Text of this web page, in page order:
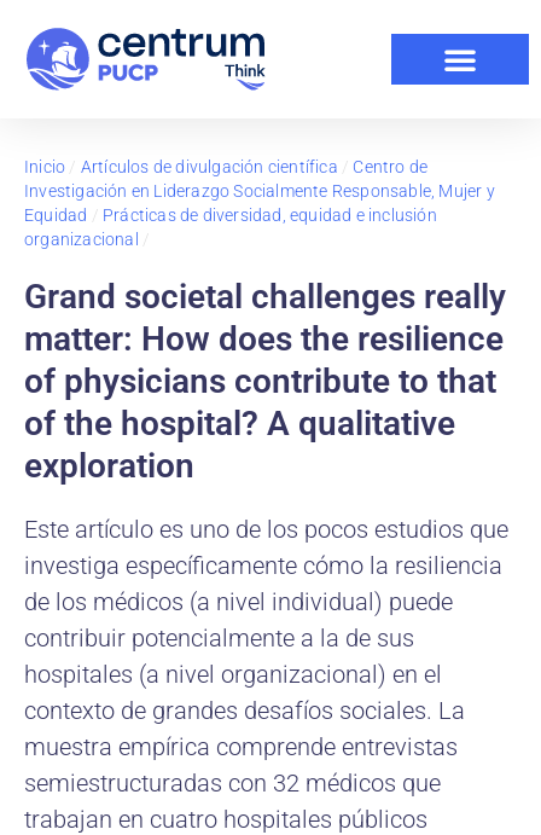
Inicio / Artículos de divulgación científica / Centro de
Investigación en Liderazgo Socialmente Responsable, Mujer y
Equidad / Prácticas de diversidad, equidad e inclusión
organizacional /
Grand societal challenges really
matter: How does the resilience
of physicians contribute to that
of the hospital? A qualitative
exploration
Este artículo es uno de los pocos estudios que
investiga específicamente cómo la resiliencia
de los médicos (a nivel individual) puede
contribuir potencialmente a la de sus
hospitales (a nivel organizacional) en el
contexto de grandes desafíos sociales. La
muestra empírica comprende entrevistas
semiestructuradas con 32 médicos que
trabajan en cuatro hospitales públicos